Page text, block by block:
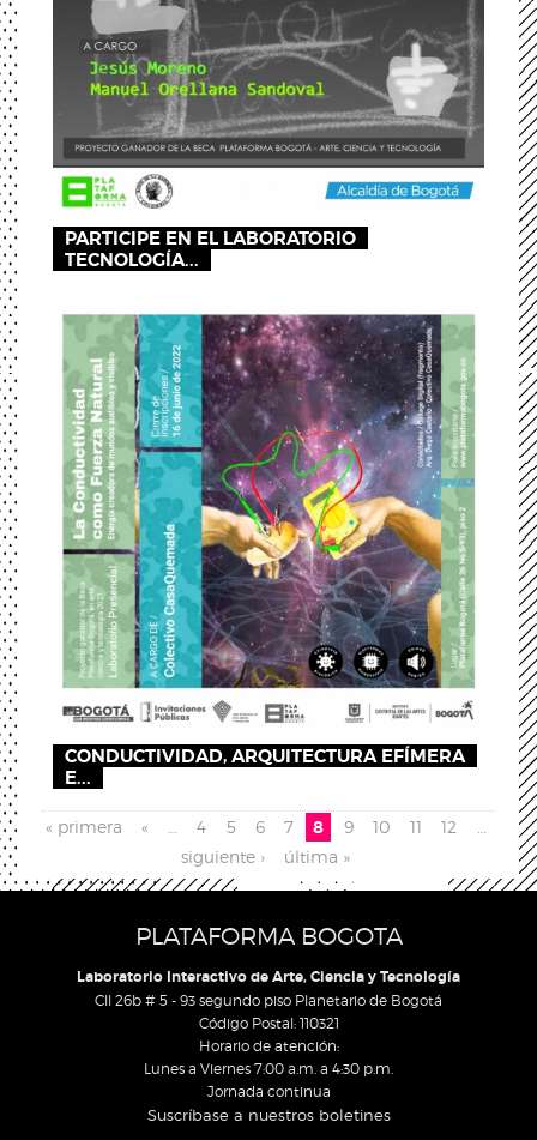
PARTICIPE EN EL LABORATORIO
TECNOLOGÍA...
CONDUCTIVIDAD, ARQUITECTURA EFÍMERA
E...
Páginas
« primera « 4 5 6 7 8 9 10 11 12
siguiente ›
última »
PLATAFORMA BOGOTA
Laboratorio Interactivo de Arte, Ciencia y Tecnología
Cll 26b # 5 - 93 segundo piso Planetario de Bogotá
Código Postal: 110321
Horario de atención:
Lunes a Viernes 7:00 a.m. a 4:30 p.m.
Jornada continua
Suscríbase a nuestros boletines